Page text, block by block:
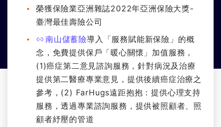
榮獲保險業亞洲雜誌2022年亞洲保險大獎-
臺灣最佳壽險公司
南山儲蓄險導入「服務賦能新保險」的概
念，免費提供保戶「暖心關懷」加值服務，
(1)癌症第二意見諮詢服務，針對病況及治療
提供第二醫療專業意見，提供後續癌症治療之
參考，(2) FarHugs遠距抱抱：提供心理支持
服務，透過專業諮詢服務，提供被照顧者、照
顧者紓壓的管道